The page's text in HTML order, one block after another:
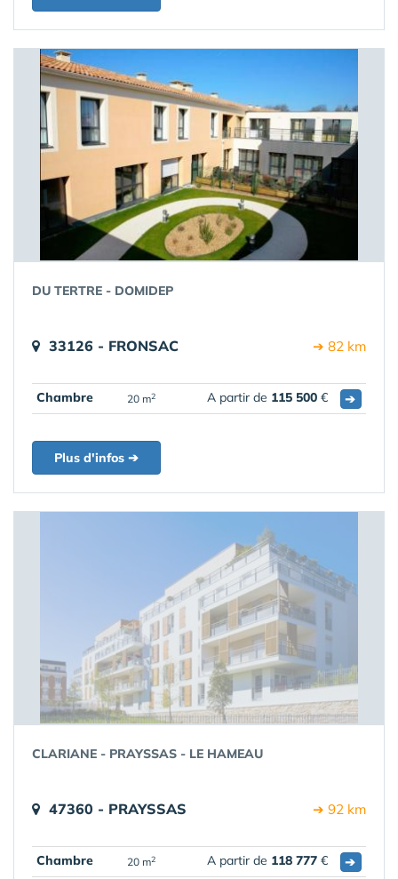
DU TERTRE - DOMIDEP
33126 - FRONSAC ➔ 82 km
Chambre 20 m2 A partir de 115 500 € ➔
Plus d'infos ➔
CLARIANE - PRAYSSAS - LE HAMEAU
47360 - PRAYSSAS ➔ 92 km
Chambre 20 m2 A partir de 118 777 € ➔